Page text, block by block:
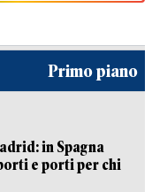
Primo piano
in Spagna
e porti per chi